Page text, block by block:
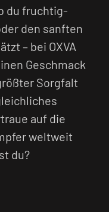
du fruchtig-
den sanften
– bei OXVA
Geschmack
Sorgfalt
auf die
weltweit
du?